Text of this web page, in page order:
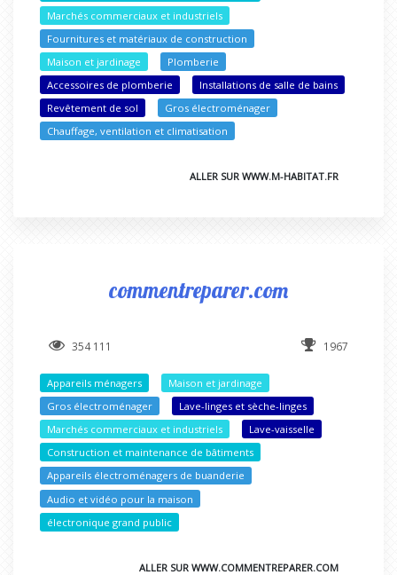
Marchés commerciaux et industriels
Fournitures et matériaux de construction
Maison et jardinage
Plomberie
Accessoires de plomberie
Installations de salle de bains
Revêtement de sol
Gros électroménager
Chauffage, ventilation et climatisation
ALLER SUR WWW.M-HABITAT.FR
commentreparer.com
354 111 1967
Appareils ménagers
Maison et jardinage
Gros électroménager
Lave-linges et sèche-linges
Marchés commerciaux et industriels
Lave-vaisselle
Construction et maintenance de bâtiments
Appareils électroménagers de buanderie
Audio et vidéo pour la maison
électronique grand public
ALLER SUR WWW.COMMENTREPARER.COM